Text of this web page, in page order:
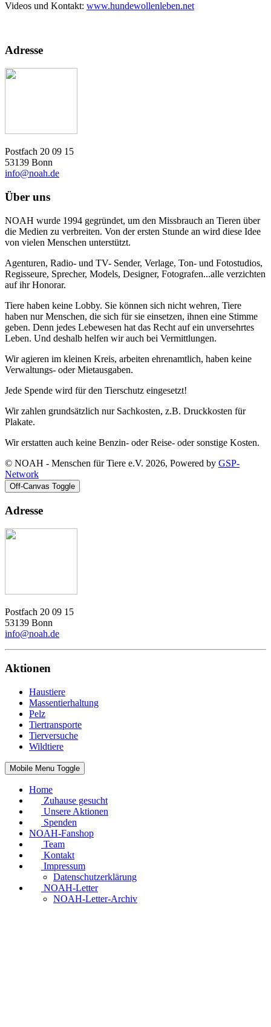
Videos und Kontakt: www.hundewollenleben.net
Adresse
Postfach 20 09 15
53139 Bonn
info@noah.de
Über uns
NOAH wurde 1994 gegründet, um den Missbrauch an Tieren über
die Medien zu verbreiten. Von der ersten Stunde an wird diese Idee
von vielen Menschen unterstützt.
Agenturen, Radio- und TV- Sender, Verlage, Ton- und Fotostudios,
Regisseure, Sprecher, Models, Designer, Fotografen...alle verzichten
auf ihr Honorar.
Tiere haben keine Lobby. Sie können sich nicht wehren, Tiere
haben nur Menschen, die sich für sie einsetzen, ihnen eine Stimme
geben. Denn jedes Lebewesen hat das Recht auf ein unversehrtes
Leben. Und deshalb helfen wir auch bei Vermittlungen.
Wir agieren im kleinen Kreis, arbeiten ehrenamtlich, haben keine
Verwaltungs- oder Mietausgaben.
Jede Spende wird für den Tierschutz eingesetzt!
Wir zahlen grundsätzlich nur Sachkosten, z.B. Druckkosten für
Plakate.
Wir erstatten auch keine Benzin- oder Reise- oder sonstige Kosten.
© NOAH - Menschen für Tiere e.V. 2026, Powered by GSP-
Network
Off-Canvas Toggle
Adresse
Postfach 20 09 15
53139 Bonn
info@noah.de
Aktionen
Haustiere
Massentierhaltung
Pelz
Tiertransporte
Tierversuche
Wildtiere
Mobile Menu Toggle
Home
Zuhause gesucht
Unsere Aktionen
Spenden
NOAH-Fanshop
Team
Kontakt
Impressum
Datenschutzerklärung
NOAH-Letter
NOAH-Letter-Archiv